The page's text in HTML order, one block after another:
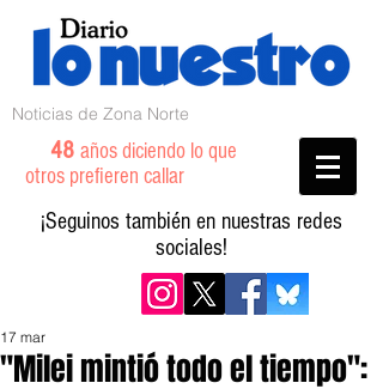
Noticias de Zona Norte
48 años diciendo lo que
otros prefieren callar
¡Seguinos también en nuestras redes
sociales!
"Milei mintió todo el tiempo":
17 mar